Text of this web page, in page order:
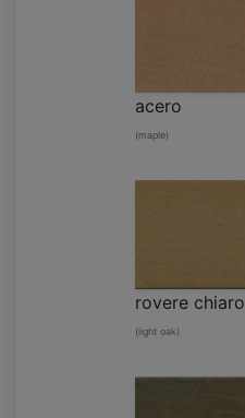
acero
(maple)
rovere chiaro
(light oak)